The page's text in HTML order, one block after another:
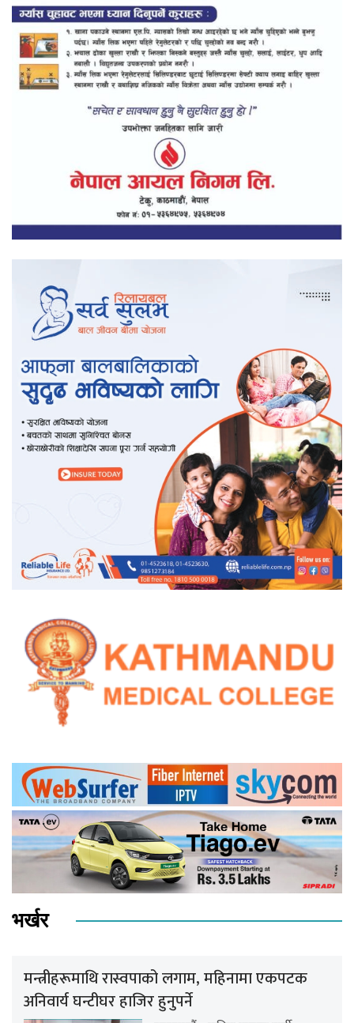
भर्खर
मन्त्रीहरूमाथि रास्वपाको लगाम, महिनामा एकपटक
अनिवार्य घन्टीघर हाजिर हुनुपर्ने